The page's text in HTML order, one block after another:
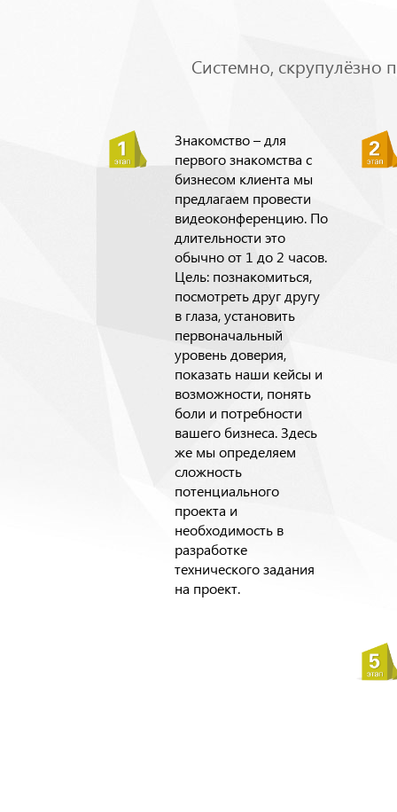
Системно, скрупулёзно
Знакомство – для
первого знакомства с
бизнесом клиента мы
предлагаем провести
видеоконференцию. По
длительности это
обычно от 1 до 2 часов.
Цель: познакомиться,
посмотреть друг другу
в глаза, установить
первоначальный
уровень доверия,
показать наши кейсы и
возможности, понять
боли и потребности
вашего бизнеса. Здесь
же мы определяем
сложность
потенциального
проекта и
необходимость в
разработке
технического задания
на проект.